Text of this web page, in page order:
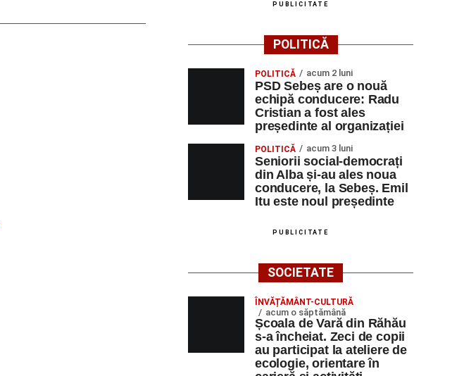
PUBLICITATE
POLITICĂ
POLITICĂ acum 2 luni
PSD Sebeș are o nouă
echipă conducere: Radu
Cristian a fost ales
președinte al organizației
POLITICĂ acum 3 luni
Seniorii social-democrați
din Alba și-au ales noua
conducere, la Sebeș. Emil
Itu este noul președinte
PUBLICITATE
SOCIETATE
ÎNVĂȚĂMÂNT-CULTURĂ
acum o săptămână
Școala de Vară din Răhău
s-a încheiat. Zeci de copii
au participat la ateliere de
ecologie, orientare în